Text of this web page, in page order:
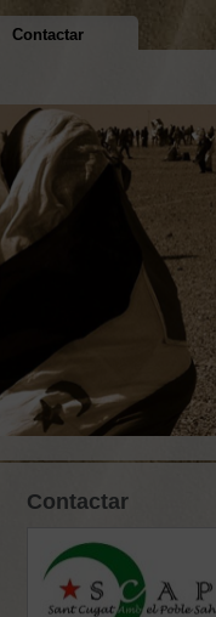
Contactar
Contactar